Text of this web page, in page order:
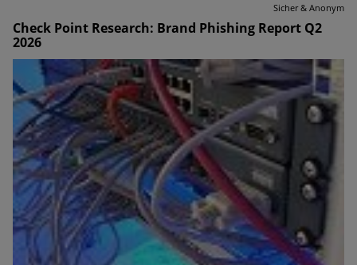
Sicher & Anonym
Check Point Research: Brand Phishing Report Q2
2026